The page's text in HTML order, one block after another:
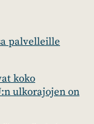
palvelleille
koko
ulkorajojen on